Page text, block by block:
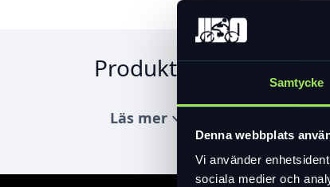
Samtycke
Denna webbplats
Vi använder
sociala medier och
Produktinformation
Läs mer expand_more